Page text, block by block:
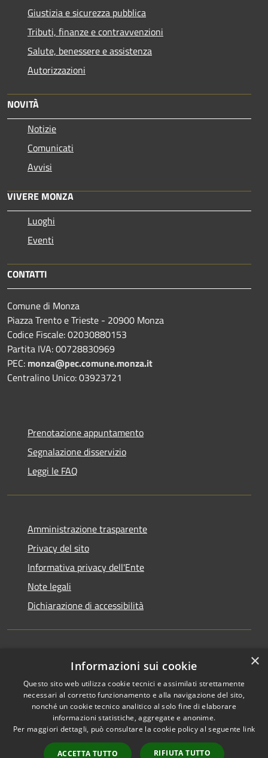
Giustizia e sicurezza pubblica
Tributi, finanze e contravvenzioni
Salute, benessere e assistenza
Autorizzazioni
NOVITÀ
Notizie
Comunicati
Avvisi
VIVERE MONZA
Luoghi
Eventi
CONTATTI
Comune di Monza
Piazza Trento e Trieste - 20900 Monza
Codice Fiscale: 02030880153
Partita IVA: 00728830969
PEC: monza@pec.comune.monza.it
Centralino Unico: 03923721
Prenotazione appuntamento
Segnalazione disservizio
Leggi le FAQ
Amministrazione trasparente
Privacy del sito
Informativa privacy dell'Ente
Note legali
Dichiarazione di accessibilità
Newsletter
RSS
Accessibilità
Copyright © 2026 • Comune di
Municipium• Accesso
×
Informazioni sui cookie
Questo sito web utilizza cookie tecnici e assimilati strettamente
necessari al corretto funzionamento e alla navigazione del sito,
nonché un cookie tecnico analitico al solo fine di elaborare
informazioni statistiche, aggregate e anonime.
Per maggiori dettagli, può consultare la cookie policy al seguente link
ACCETTA TUTTO RIFIUTA TUTTO